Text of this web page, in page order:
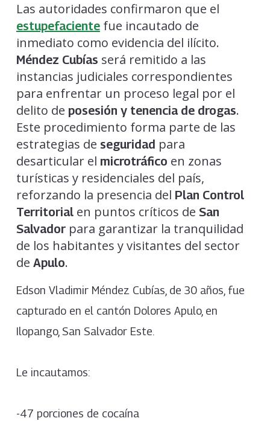
Las autoridades confirmaron que el
estupefacientefue incautado de
inmediato como evidencia del ilícito.
Méndez Cubías será remitido a las
instancias judiciales correspondientes
para enfrentar un proceso legal por el
delito de posesión y tenencia de drogas.
Este procedimiento forma parte de las
estrategias de seguridad para
desarticular el microtráfico en zonas
turísticas y residenciales del país,
reforzando la presencia del Plan Control
Territorialen puntos críticos de San
Salvadorpara garantizar la tranquilidad
de los habitantes y visitantes del sector
de Apulo.
Edson Vladimir Méndez Cubías, de 30 años, fue
capturado en el cantón Dolores Apulo, en
Ilopango, San Salvador Este.
Le incautamos:
-47 porciones de cocaína